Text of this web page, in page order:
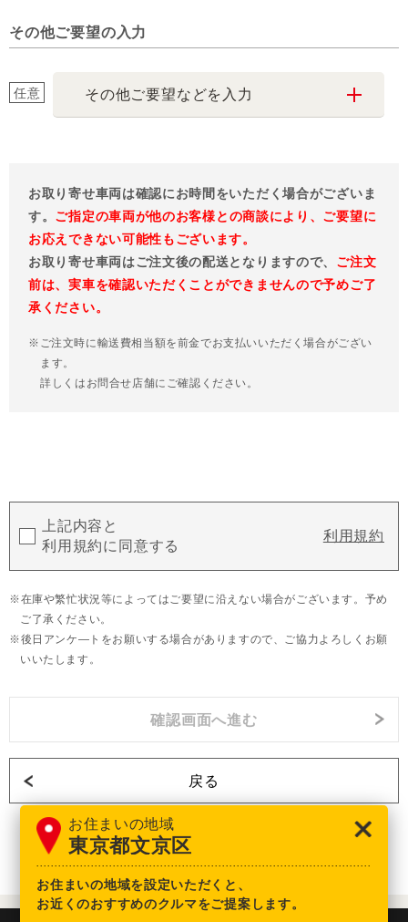
その他ご要望の入力
任意 その他ご要望などを入力
お取り寄せ車両は確認にお時間をいただく場合がございま
す。 ご指定の車両が他のお客様との商談により、ご要望に
お応えできない可能性もございます。
お取り寄せ車両はご注文後の配送となりますので、 ご注文
前は、実車を確認いただくことができませんので予めご了
承ください。
※ご注文時に輸送費相当額を前金でお支払いいただく場合がござい
ます。
詳しくはお問合せ店舗にご確認ください。
上記内容と
利用規約に同意する
利用規約
在庫や繁忙状況等によってはご要望に沿えない場合がございます。予め
ご了承ください。
後日アンケ―トをお願いする場合がありますので、ご協力よろしくお願
いいたします。
戻る
お住まいの地域
東京都文京区
お住まいの地域を設定いただくと、
お近くのおすすめのクルマをご提案します。